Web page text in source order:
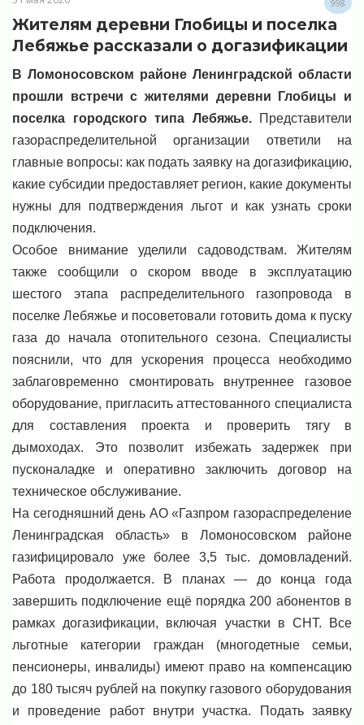
998
Жителям деревни Глобицы и поселка
Лебяжье рассказали о догазификации
В Ломоносовском районе Ленинградской области
прошли встречи с жителями деревни Глобицы и
поселка городского типа Лебяжье.Представители
газораспределительной организации ответили на
главные вопросы: как подать заявку на догазификацию,
какие субсидии предоставляет регион, какие документы
нужны для подтверждения льгот и как узнать сроки
подключения.
Особое внимание уделили садоводствам. Жителям
также сообщили о скором вводе в эксплуатацию
шестого этапа распределительного газопровода в
поселке Лебяжье и посоветовали готовить дома к пуску
газа до начала отопительного сезона. Специалисты
пояснили, что для ускорения процесса необходимо
заблаговременно смонтировать внутреннее газовое
оборудование, пригласить аттестованного специалиста
для составления проекта и проверить тягу в
дымоходах. Это позволит избежать задержек при
пусконаладке и оперативно заключить договор на
техническое обслуживание.
На сегодняшний день АО «Газпром газораспределение
Ленинградская область» в Ломоносовском районе
газифицировало уже более 3,5 тыс. домовладений.
Работа продолжается. В планах — до конца года
завершить подключение ещё порядка 200 абонентов в
рамках догазификации, включая участки в СНТ. Все
льготные категории граждан (многодетные семьи,
пенсионеры, инвалиды) имеют право на компенсацию
до 180 тысяч рублей на покупку газового оборудования
и проведение работ внутри участка. Подать заявку